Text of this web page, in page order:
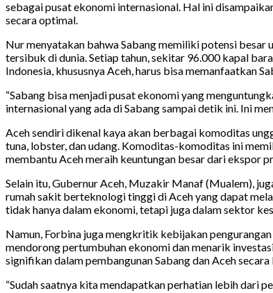
sebagai pusat ekonomi internasional. Hal ini
secara optimal.
Nur menyatakan bahwa Sabang memiliki potensi
tersibuk di dunia. Setiap tahun, sekitar 96.000 kapal
Indonesia, khususnya Aceh, harus bisa memanfaatkan
“Sabang bisa menjadi pusat ekonomi yang
internasional yang ada di Sabang sampai detik ini. Ini
Aceh sendiri dikenal kaya akan berbagai komoditas
tuna, lobster, dan udang. Komoditas-komoditas ini
membantu Aceh meraih keuntungan besar dari ekspor
Selain itu, Gubernur Aceh, Muzakir Manaf (Mualem),
rumah sakit berteknologi tinggi di Aceh yang dapat
tidak hanya dalam ekonomi, tetapi juga dalam sektor
Namun, Forbina juga mengkritik kebijakan
mendorong pertumbuhan ekonomi dan menarik
signifikan dalam pembangunan Sabang dan Aceh secara
“Sudah saatnya kita mendapatkan perhatian lebih dari